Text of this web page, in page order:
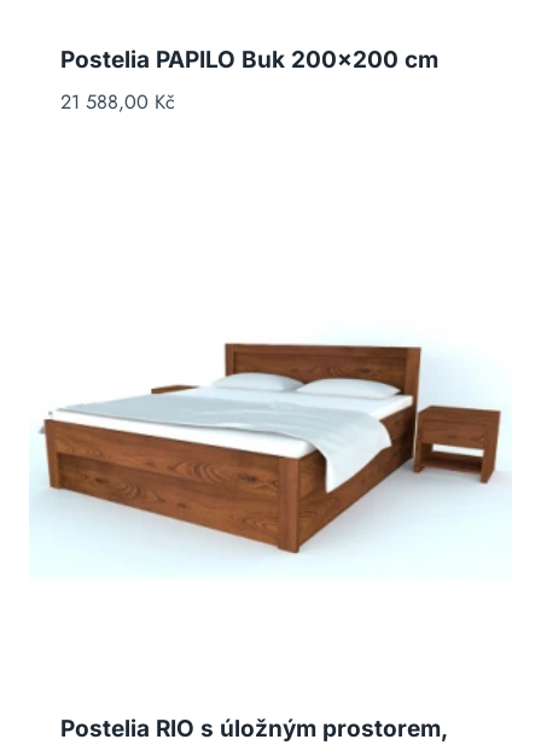
Postelia PAPILO Buk 200×200 cm
21 588,00 Kč
Postelia RIO s úložným prostorem,